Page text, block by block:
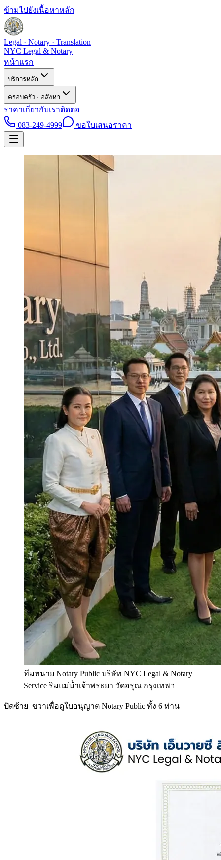
ข้ามไปยังเนื้อหาหลัก
Legal · Notary · Translation
NYC Legal & Notary
หน้าแรก
บริการหลัก
ครอบครัว · อสังหา
ราคาเกี่ยวกับเราติดต่อ
083-249-4999
ขอใบเสนอราคา
ทีมทนาย Notary Public บริษัท NYC Legal & Notary
Service ริมแม่น้ำเจ้าพระยา วัดอรุณ กรุงเทพฯ
ปัดซ้าย–ขวาเพื่อดูใบอนุญาต Notary Public ทั้ง 6 ท่าน